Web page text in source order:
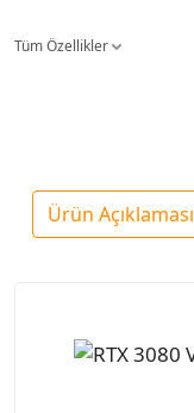
Tüm Özellikler
Ürün Açıklaması